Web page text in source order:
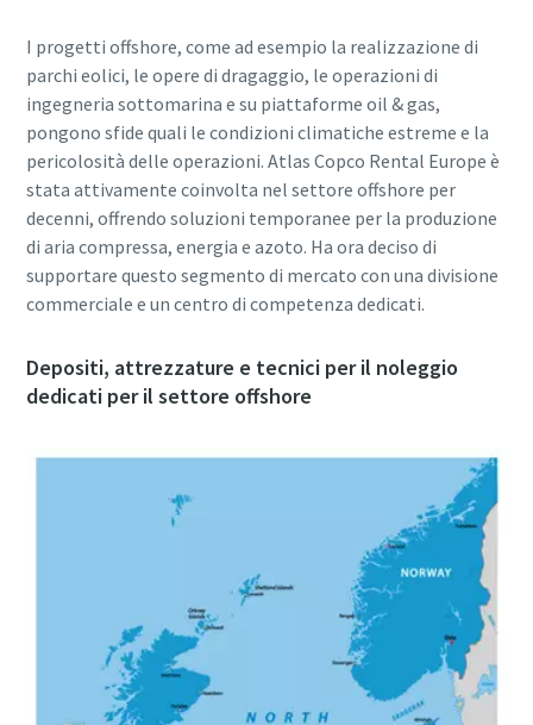
I progetti offshore, come ad esempio la realizzazione di
parchi eolici, le opere di dragaggio, le operazioni di
ingegneria sottomarina e su piattaforme oil & gas,
pongono sfide quali le condizioni climatiche estreme e la
pericolosità delle operazioni. Atlas Copco Rental Europe è
stata attivamente coinvolta nel settore offshore per
decenni, offrendo soluzioni temporanee per la produzione
di aria compressa, energia e azoto. Ha ora deciso di
supportare questo segmento di mercato con una divisione
commerciale e un centro di competenza dedicati.
Depositi, attrezzature e tecnici per il noleggio
dedicati per il settore offshore